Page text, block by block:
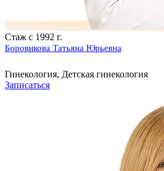
Стаж с 1992 г.
Боровикова Татьяна Юрьевна
Гинекология, Детская гинекология
Записаться